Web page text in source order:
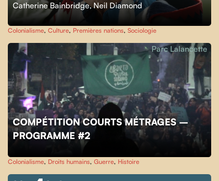
Catherine Bainbridge,Neil Diamond
Colonialisme, Culture, Premières nations, Sociologie
COMPÉTITION COURTS MÉTRAGES –
PROGRAMME #2
Parc Lalancette
Colonialisme, Droits humains, Guerre, Histoire